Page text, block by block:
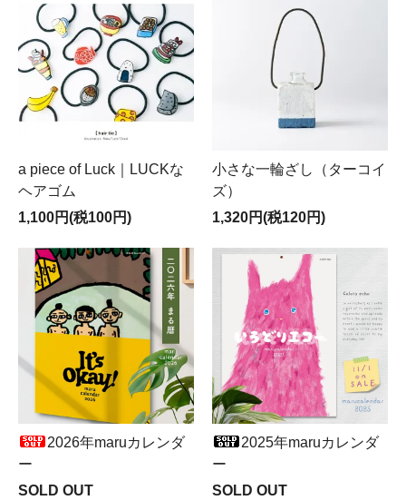
a piece of Luck｜LUCKな
ヘアゴム
1,100円(税100円)
小さな一輪ざし（ターコイ
ズ）
1,320円(税120円)
2026年maruカレンダ
ー
SOLD OUT
2025年maruカレンダ
ー
SOLD OUT